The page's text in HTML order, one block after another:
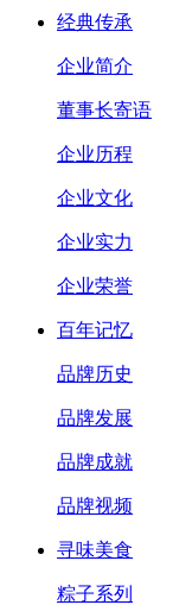
经典传承
企业简介
董事长寄语
企业历程
企业文化
企业实力
企业荣誉
百年记忆
品牌历史
品牌发展
品牌成就
品牌视频
寻味美食
粽子系列